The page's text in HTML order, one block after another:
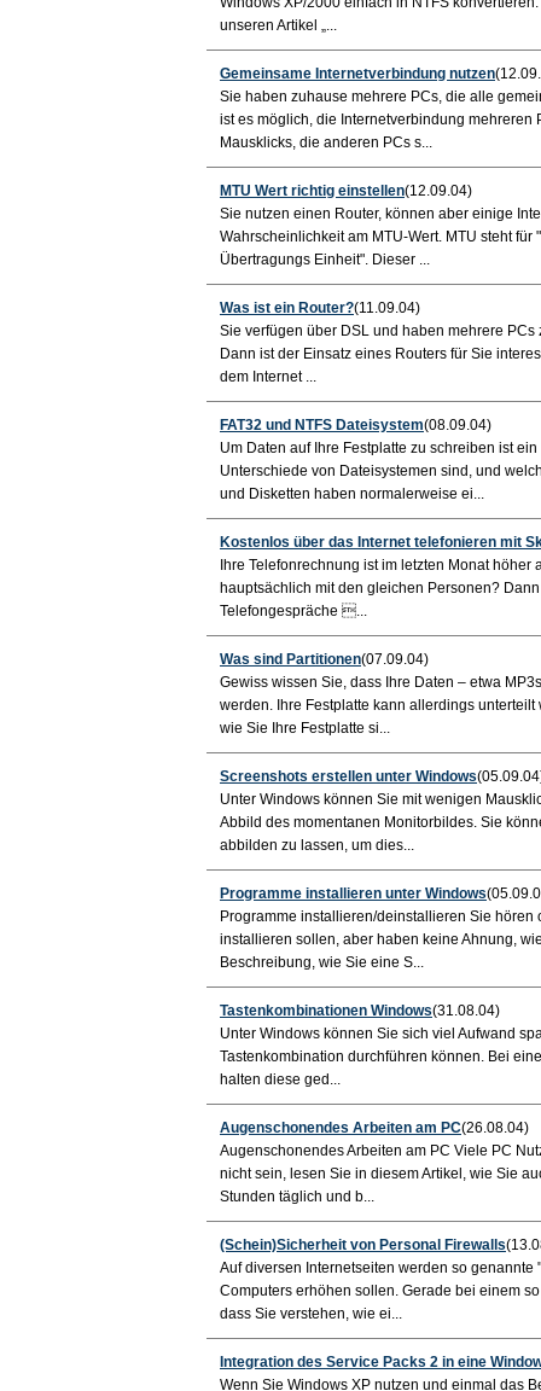
unseren Artikel „...
Gemeinsame Internetverbindung nutzen
Sie haben zuhause mehrere PCs, die alle
ist es möglich, die Internetverbindung
Mausklicks, die anderen PCs s...
MTU Wert richtig einstellen(12.09.04)
Sie nutzen einen Router, können aber einige
Wahrscheinlichkeit am MTU-Wert. MTU steht
Übertragungs Einheit". Dieser ...
Was ist ein Router?(11.09.04)
Sie verfügen über DSL und haben mehrere
Dann ist der Einsatz eines Routers für Sie
dem Internet ...
FAT32 und NTFS Dateisystem(08.09.04)
Um Daten auf Ihre Festplatte zu schreiben ist
Unterschiede von Dateisystemen sind, und
und Disketten haben normalerweise ei...
Kostenlos über das Internet telefonieren mit
Ihre Telefonrechnung ist im letzten Monat
hauptsächlich mit den gleichen Personen?
Telefongespräche ...
Was sind Partitionen(07.09.04)
Gewiss wissen Sie, dass Ihre Daten – etwa
werden. Ihre Festplatte kann allerdings
wie Sie Ihre Festplatte si...
Screenshots erstellen unter Windows
Unter Windows können Sie mit wenigen
Abbild des momentanen Monitorbildes. Sie
abbilden zu lassen, um dies...
Programme installieren unter Windows
Programme installieren/deinstallieren Sie
installieren sollen, aber haben keine Ahnung,
Beschreibung, wie Sie eine S...
Tastenkombinationen Windows(31.08.04)
Unter Windows können Sie sich viel Aufwand
Tastenkombination durchführen können. Bei
halten diese ged...
Augenschonendes Arbeiten am PC(26.08.04)
Augenschonendes Arbeiten am PC Viele PC
nicht sein, lesen Sie in diesem Artikel, wie Sie
Stunden täglich und b...
(Schein)Sicherheit von Personal Firewalls
Auf diversen Internetseiten werden so
Computers erhöhen sollen. Gerade bei einem
dass Sie verstehen, wie ei...
Integration des Service Packs 2 in eine
Wenn Sie Windows XP nutzen und einmal das